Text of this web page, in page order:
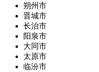
朔州市
晋城市
长治市
阳泉市
大同市
太原市
临汾市